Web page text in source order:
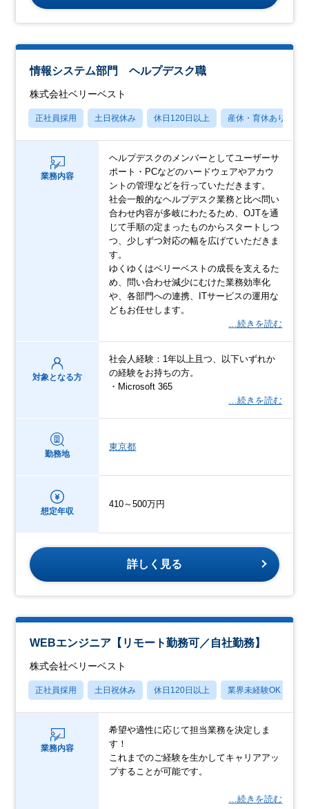
情報システム部門 ヘルプデスク職
株式会社ベリーベスト
正社員採用 土日祝休み 休日120日以上 産休・育休あり
業務内容
ヘルプデスクのメンバーとしてユーザーサ
ポート・PCなどのハードウェアやアカウ
ントの管理などを行っていただきます。
社会一般的なヘルプデスク業務と比べ問い
合わせ内容が多岐にわたるため、OJTを通
じて手順の定まったものからスタートしつ
つ、少しずつ対応の幅を広げていただきま
す。
ゆくゆくはベリーベストの成長を支えるた
め、問い合わせ減少にむけた業務効率化
や、各部門への連携、ITサービスの運用な
どもお任せします。
…続きを読む
対象となる方
社会人経験：1年以上且つ、以下いずれか
の経験をお持ちの方。
・Microsoft 365
…続きを読む
勤務地
東京都
想定年収
410～500万円
詳しく見る
WEBエンジニア【リモート勤務可／自社勤務】
株式会社ベリーベスト
正社員採用 土日祝休み 休日120日以上 業界未経験OK
業務内容
希望や適性に応じて担当業務を決定しま
す！
これまでのご経験を生かしてキャリアアッ
プすることが可能です。
…続きを読む